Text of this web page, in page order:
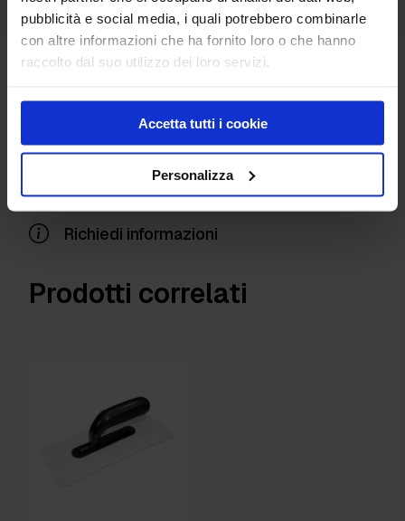
pubblicità e social media, i quali potrebbero combinarle
con altre informazioni che ha fornito loro o che hanno
raccolto dal suo utilizzo dei loro servizi.
Accetta tutti i cookie
Personalizza
Acciaio Inox
Hai bisogno di
informazioni per questo
prodotto?
Richiedi informazioni
Prodotti correlati